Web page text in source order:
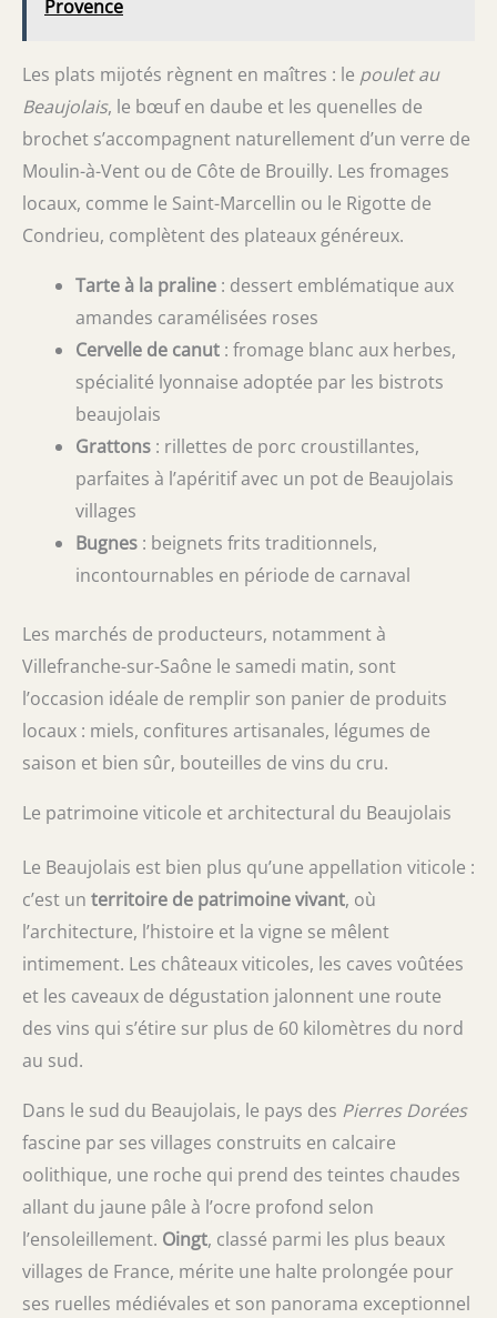
Provence
Les plats mijotés règnent en maîtres : le poulet au
Beaujolais, le bœuf en daube et les quenelles de
brochet s’accompagnent naturellement d’un verre de
Moulin-à-Vent ou de Côte de Brouilly. Les fromages
locaux, comme le Saint-Marcellin ou le Rigotte de
Condrieu, complètent des plateaux généreux.
Tarte à la praline : dessert emblématique aux
amandes caramélisées roses
Cervelle de canut : fromage blanc aux herbes,
spécialité lyonnaise adoptée par les bistrots
beaujolais
Grattons : rillettes de porc croustillantes,
parfaites à l’apéritif avec un pot de Beaujolais
villages
Bugnes : beignets frits traditionnels,
incontournables en période de carnaval
Les marchés de producteurs, notamment à
Villefranche-sur-Saône le samedi matin, sont
l’occasion idéale de remplir son panier de produits
locaux : miels, confitures artisanales, légumes de
saison et bien sûr, bouteilles de vins du cru.
Le patrimoine viticole et architectural du Beaujolais
Le Beaujolais est bien plus qu’une appellation viticole :
c’est un territoire de patrimoine vivant, où
l’architecture, l’histoire et la vigne se mêlent
intimement. Les châteaux viticoles, les caves voûtées
et les caveaux de dégustation jalonnent une route
des vins qui s’étire sur plus de 60 kilomètres du nord
au sud.
Dans le sud du Beaujolais, le pays des Pierres Dorées
fascine par ses villages construits en calcaire
oolithique, une roche qui prend des teintes chaudes
allant du jaune pâle à l’ocre profond selon
l’ensoleillement. Oingt, classé parmi les plus beaux
villages de France, mérite une halte prolongée pour
ses ruelles médiévales et son panorama exceptionnel